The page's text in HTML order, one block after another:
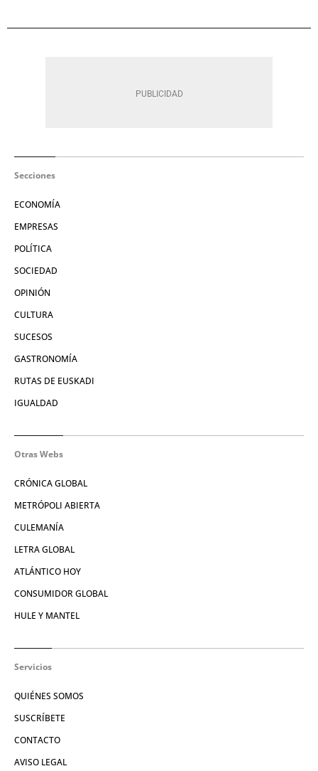
Secciones
ECONOMÍA
EMPRESAS
POLÍTICA
SOCIEDAD
OPINIÓN
CULTURA
SUCESOS
GASTRONOMÍA
RUTAS DE EUSKADI
IGUALDAD
Otras Webs
CRÓNICA GLOBAL
METRÓPOLI ABIERTA
CULEMANÍA
LETRA GLOBAL
ATLÁNTICO HOY
CONSUMIDOR GLOBAL
HULE Y MANTEL
Servicios
QUIÉNES SOMOS
SUSCRÍBETE
CONTACTO
AVISO LEGAL